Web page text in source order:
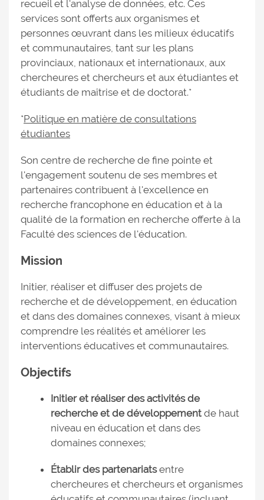
recueil et l'analyse de données, etc. Ces
services sont offerts aux organismes et
personnes œuvrant dans les milieux éducatifs
et communautaires, tant sur les plans
provinciaux, nationaux et internationaux, aux
chercheures et chercheurs et aux étudiantes et
étudiants de maîtrise et de doctorat.*
*Politique en matière de consultations
étudiantes
Son centre de recherche de fine pointe et
l'engagement soutenu de ses membres et
partenaires contribuent à l'excellence en
recherche francophone en éducation et à la
qualité de la formation en recherche offerte à la
Faculté des sciences de l'éducation.
Mission
Initier, réaliser et diffuser des projets de
recherche et de développement, en éducation
et dans des domaines connexes, visant à mieux
comprendre les réalités et améliorer les
interventions éducatives et communautaires.
Objectifs
Initier et réaliser des activités de
recherche et de développement de haut
niveau en éducation et dans des
domaines connexes;
Établir des partenariatsentre
chercheures et chercheurs et organismes